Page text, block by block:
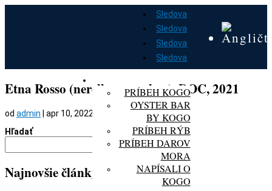
Sledova
Sledova
Sledova
Sledova
DOMOV
PRÍBEH KOGO
OYSTER BAR
BY KOGO
PRÍBEH RÝB
PRÍBEH DAROV
MORA
NAPÍSALI O
KOGO
Etna Rosso (nerello mascalese), DOC, 2021
od admin
apr 10, 2022
Hľadať
Hľadať
Najnovšie články